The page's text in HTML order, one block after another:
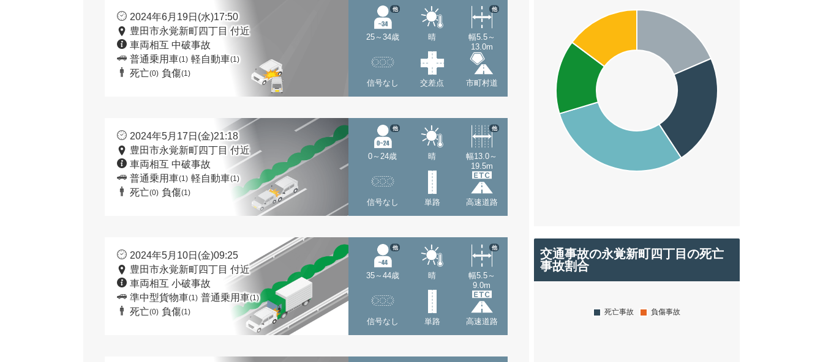
2024年6月19日(水)17:50
豊田市永覚新町四丁目 付近
車両相互 中破事故
普通乗用車(1) 軽自動車(1)
死亡(0) 負傷(1)
25～34歳
他
晴
幅5.5～
13.0m
他
信号なし 交差点 市町村道
2024年5月17日(金)21:18
豊田市永覚新町四丁目 付近
車両相互 中破事故
普通乗用車(1) 軽自動車(1)
死亡(0) 負傷(1)
0～24歳
他
晴
幅13.0～
19.5m
他
信号なし 単路 高速道路
2024年5月10日(金)09:25
豊田市永覚新町四丁目 付近
車両相互 小破事故
準中型貨物車(1) 普通乗用車(1)
死亡(0) 負傷(1)
35～44歳
他
晴
幅5.5～
9.0m
他
信号なし 単路 高速道路
交通事故の永覚新町四丁目の死亡
事故割合